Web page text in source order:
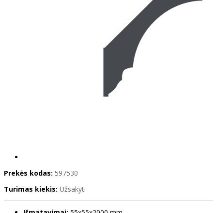
Prekės kodas: 597530
Turimas kiekis: Užsakyti